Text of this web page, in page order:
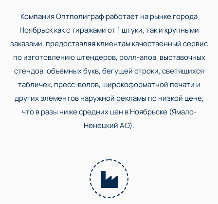
Компания Оптполиграф работает на рынке города
Ноябрьск как с тиражами от 1 штуки, так и крупными
заказами, предоставляя клиентам качественный сервис
по изготовлению штендеров, ролл-апов, выставочных
стендов, объемных букв, бегущей строки, светящихся
табличек, пресс-волов, широкоформатной печати и
других элементов наружной рекламы по низкой цене,
что в разы ниже средних цен в Ноябрьске (Ямало-
Ненецкий АО).